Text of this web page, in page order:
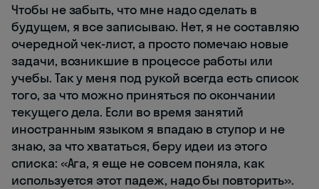
Чтобы не забыть, что мне надо сделать в
будущем, я все записываю. Нет, я не составляю
очередной чек-лист, а просто помечаю новые
задачи, возникшие в процессе работы или
учебы. Так у меня под рукой всегда есть список
того, за что можно приняться по окончании
текущего дела. Если во время занятий
иностранным языком я впадаю в ступор и не
знаю, за что хвататься, беру идеи из этого
списка: «Ага, я еще не совсем поняла, как
используется этот падеж, надо бы повторить».